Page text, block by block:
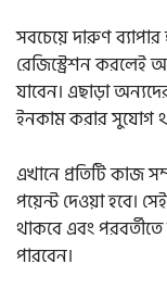
সবচেয়ে দারুণ
রেজিস্ট্রেশন করলেই
যাবেন। এছাড়া
ইনকাম করার সুযোগ
এখানে প্রতিটি কাজ
পয়েন্ট দেওয়া হবে।
থাকবে এবং
পারবেন।